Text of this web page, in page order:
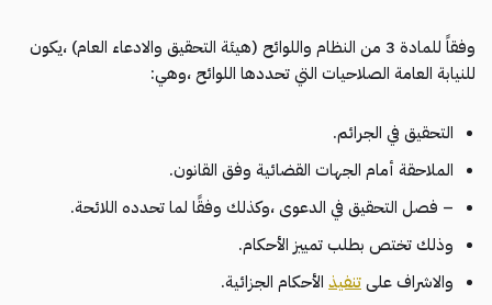
وفقاً للمادة 3 من النظام واللوائح (هيئة التحقيق والادعاء العام) ،يكون
للنيابة العامة الصلاحيات التي تحددها اللوائح ،وهي:
التحقيق في الجرائم.
الملاحقة أمام الجهات القضائية وفق القانون.
– فصل التحقيق في الدعوى ،وكذلك وفقًا لما تحدده اللائحة.
وذلك تختص بطلب تمييز الأحكام.
والاشراف علىتنفيذ الأحكام الجزائية.